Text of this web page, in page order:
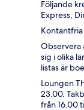
Följande
Express,
Observera
sig i olika
listas är
Loungen
23.00.
från 16.00